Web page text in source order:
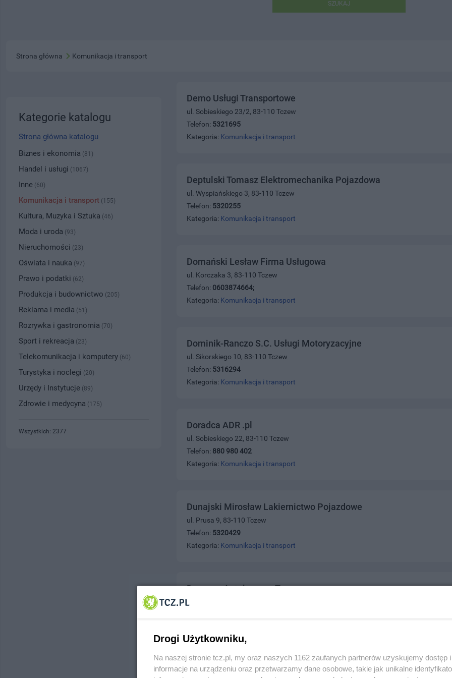
SZUKAJ
Strona główna Komunikacja i transport
Demo Usługi Transportowe
ul. Sobieskiego 23/2, 83-110 Tczew
Telefon: 5321695
Kategoria: Komunikacja i transport
Deptulski Tomasz Elektromechanika Pojazdowa
ul. Wyspiańskiego 3, 83-110 Tczew
Telefon: 5320255
Kategoria: Komunikacja i transport
Domański Lesław Firma Usługowa
ul. Korczaka 3, 83-110 Tczew
Telefon: 0603874664;
Kategoria: Komunikacja i transport
Dominik-Ranczo S.C. Usługi Motoryzacyjne
ul. Sikorskiego 10, 83-110 Tczew
Telefon: 5316294
Kategoria: Komunikacja i transport
Doradca ADR .pl
ul. Sobieskiego 22, 83-110 Tczew
Telefon: 880 980 402
Kategoria: Komunikacja i transport
Dunajski Mirosław Lakiernictwo Pojazdowe
ul. Prusa 9, 83-110 Tczew
Telefon: 5320429
Kategoria: Komunikacja i transport
Dworzec Autobusowy Tczew
ul. Saperska 13, 83-110 Tczew
Eaton Truck Components S.A.
Kategorie katalogu
Strona główna katalogu
Biznes i ekonomia (81)
Handel i usługi (1067)
Inne (60)
Komunikacja i transport (155)
Kultura, Muzyka i Sztuka (46)
Moda i uroda (93)
Nieruchomości (23)
Oświata i nauka (97)
Prawo i podatki (62)
Produkcja i budownictwo (205)
Reklama i media (51)
Rozrywka i gastronomia (70)
Sport i rekreacja (23)
Telekomunikacja i komputery (60)
Turystyka i noclegi (20)
Urzędy i Instytucje (89)
Zdrowie i medycyna (175)
Wszystkich: 2377
Drogi Użytkowniku,
Na naszej stronie tcz.pl, my oraz naszych 1162 zaufanych partnerów uzyskujemy dostęp
informacje na urządzeniu oraz przetwarzamy dane osobowe, takie jak unikalne